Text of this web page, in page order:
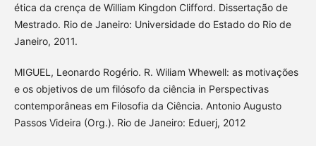
ética da crença de William Kingdon Clifford. Dissertação de
Mestrado. Rio de Janeiro: Universidade do Estado do Rio de
Janeiro, 2011.
MIGUEL, Leonardo Rogério. R. Wiliam Whewell: as motivações
e os objetivos de um filósofo da ciência in Perspectivas
contemporâneas em Filosofia da Ciência. Antonio Augusto
Passos Videira (Org.). Rio de Janeiro: Eduerj, 2012